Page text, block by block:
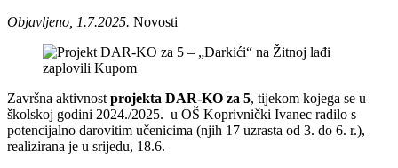
Objavljeno, 1.7.2025. Novosti
Završna aktivnost projekta DAR-KO za 5, tijekom kojega se u
školskoj godini 2024./2025. u OŠ Koprivnički Ivanec radilo s
potencijalno darovitim učenicima (njih 17 uzrasta od 3. do 6. r.),
realizirana je u srijedu, 18.6.